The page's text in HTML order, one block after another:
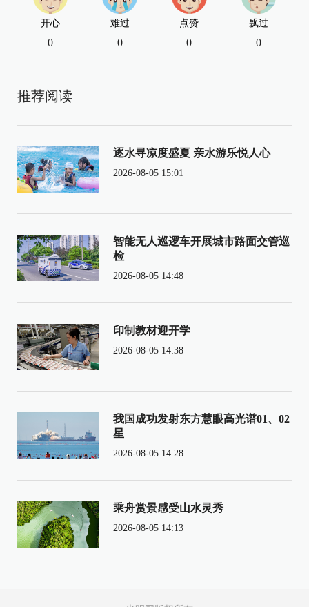
开心
0
难过
0
点赞
0
飘过
0
推荐阅读
逐水寻凉度盛夏 亲水游乐悦人心
2026-08-05 15:01
智能无人巡逻车开展城市路面交管巡
检
2026-08-05 14:48
印制教材迎开学
2026-08-05 14:38
我国成功发射东方慧眼高光谱01、02
星
2026-08-05 14:28
乘舟赏景感受山水灵秀
2026-08-05 14:13